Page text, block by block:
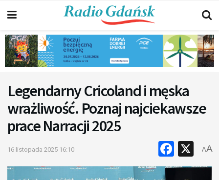
Legendarny Cricoland i męska
wrażliwość. Poznaj najciekawsze
prace Narracji 2025
16 listopada 2025 16:10 X
AA